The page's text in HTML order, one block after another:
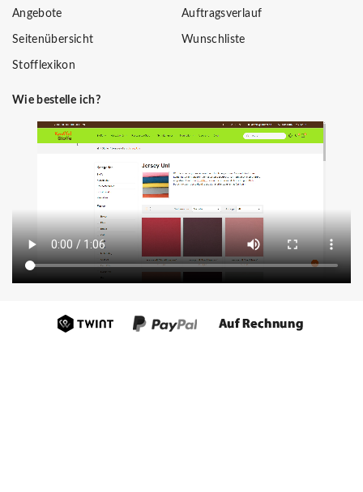
Angebote
Seitenübersicht
Stofflexikon
Auftragsverlauf
Wunschliste
Wie bestelle ich?